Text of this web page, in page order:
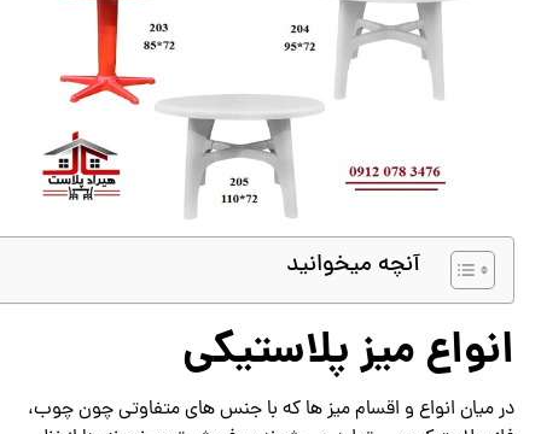
آنچه میخوانید
انواع میز پلاستیکی
در میان انواع و اقسام میز ها که با جنس های متفاوتی چون چوب،